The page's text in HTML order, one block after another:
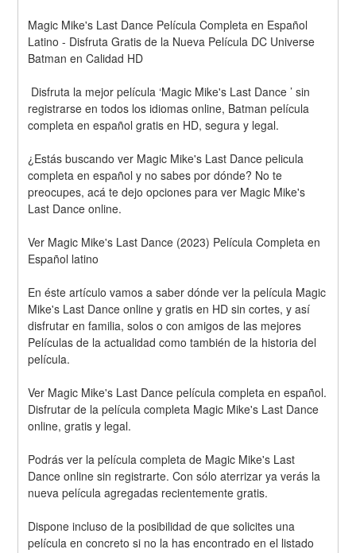
Magic Mike's Last Dance Película Completa en Español
Latino - Disfruta Gratis de la Nueva Película DC Universe
Batman en Calidad HD
registrarse en todos los idiomas online, Batman película
completa en español gratis en HD, segura y legal.
¿Estás buscando ver Magic Mike's Last Dance pelicula
completa en español y no sabes por dónde? No te
preocupes, acá te dejo opciones para ver Magic Mike's
Last Dance online.
Ver Magic Mike's Last Dance (2023) Película Completa en
Español latino
En éste artículo vamos a saber dónde ver la película Magic
Mike's Last Dance online y gratis en HD sin cortes, y así
disfrutar en familia, solos o con amigos de las mejores
Películas de la actualidad como también de la historia del
película.
Ver Magic Mike's Last Dance película completa en español.
Disfrutar de la película completa Magic Mike's Last Dance
online, gratis y legal.
Podrás ver la película completa de Magic Mike's Last
Dance online sin registrarte. Con sólo aterrizar ya verás la
nueva película agregadas recientemente gratis.
Dispone incluso de la posibilidad de que solicites una
película en concreto si no la has encontrado en el listado